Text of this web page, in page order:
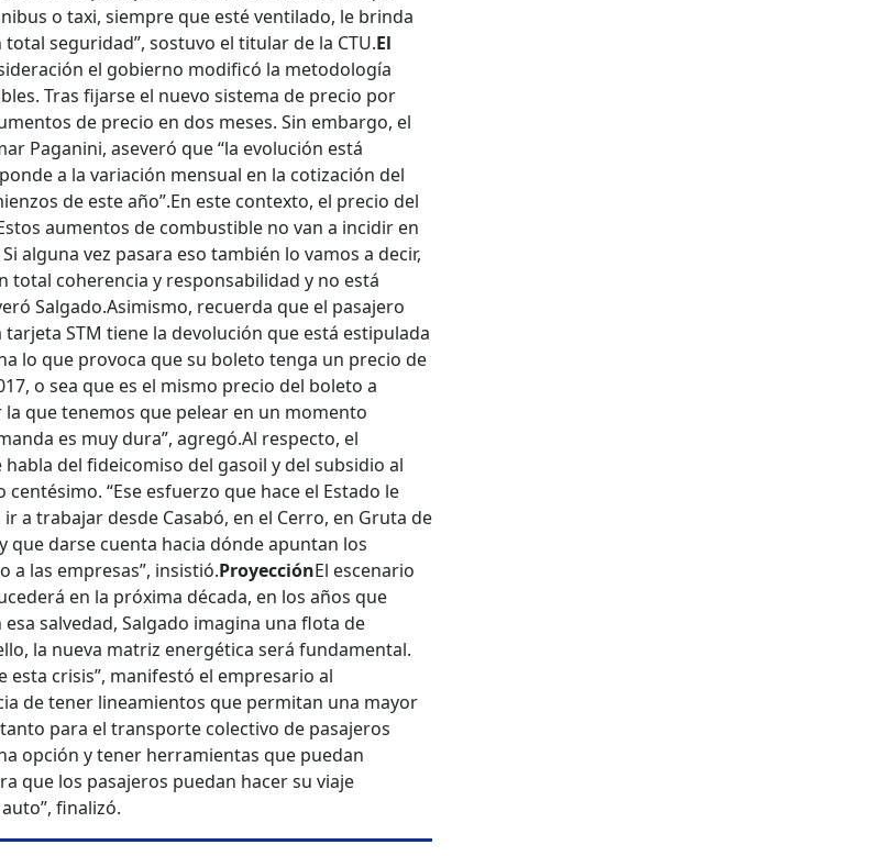
o taxi, siempre que esté ventilado, le brinda
seguridad”, sostuvo el titular de la CTU.El
el gobierno modificó la metodología
Tras fijarse el nuevo sistema de precio por
de precio en dos meses. Sin embargo, el
Paganini, aseveró que “la evolución está
a la variación mensual en la cotización del
de este año”.En este contexto, el precio del
aumentos de combustible no van a incidir en
alguna vez pasara eso también lo vamos a decir,
coherencia y responsabilidad y no está
Salgado.Asimismo, recuerda que el pasajero
STM tiene la devolución que está estipulada
lo que provoca que su boleto tenga un precio de
o sea que es el mismo precio del boleto a
que tenemos que pelear en un momento
es muy dura”, agregó.Al respecto, el
del fideicomiso del gasoil y del subsidio al
“Ese esfuerzo que hace el Estado le
a trabajar desde Casabó, en el Cerro, en Gruta de
que darse cuenta hacia dónde apuntan los
a las empresas”, insistió.ProyecciónEl escenario
en la próxima década, en los años que
salvedad, Salgado imagina una flota de
la nueva matriz energética será fundamental.
esta crisis”, manifestó el empresario al
de tener lineamientos que permitan una mayor
para el transporte colectivo de pasajeros
opción y tener herramientas que puedan
que los pasajeros puedan hacer su viaje
finalizó.